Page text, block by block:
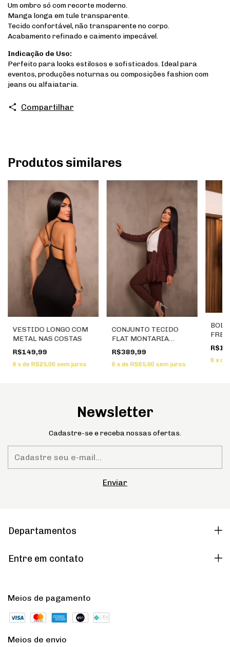
Um ombro só com recorte moderno.
Manga longa em tule transparente.
Tecido confortável, não transparente no corpo.
Acabamento refinado e caimento impecável.
Indicação de Uso:
Perfeito para looks estilosos e sofisticados. Ideal para
eventos, produções noturnas ou composições fashion com
jeans ou alfaiataria.
Compartilhar
Produtos similares
VESTIDO LONGO COM
METAL NAS COSTAS
R$149,99
6 x de R$25,00 sem juros
CONJUNTO TECIDO
FLAT MONTARIA
CALÇA BLAZER COM
BOTÕES NO PUNHO
R$389,99
6 x de R$65,00 sem juros
TULE
6 x de
Newsletter
Cadastre-se e receba nossas ofertas.
Departamentos
Entre em contato
Meios de pagamento
Meios de envio